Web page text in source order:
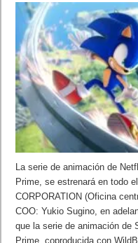
La serie de animación de
Prime, se estrenará en todo
CORPORATION (Oficina
COO: Yukio Sugino, en
que la serie de animación de
Prime, coproducida con